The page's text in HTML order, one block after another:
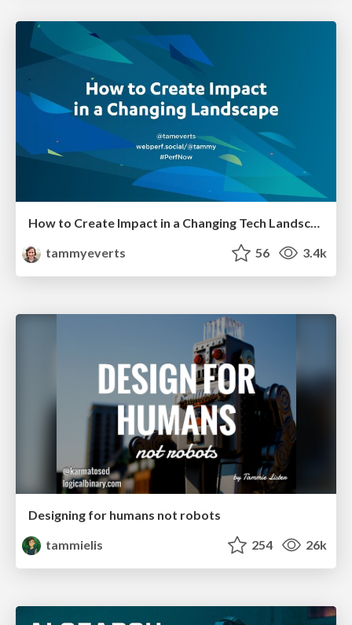
How to Create Impact in a Changing Tech Landscape [PerfNow 2023]
tammyeverts
56 3.4k
Designing for humans not robots
tammielis
254 26k